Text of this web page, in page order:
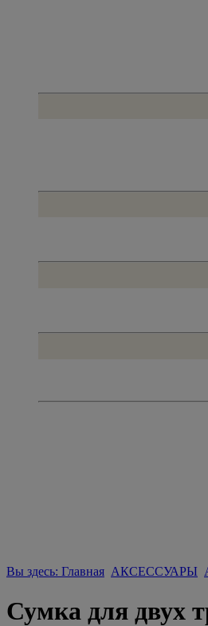
Вы здесь: Главная АКСЕССУАРЫ
Сумка для двух